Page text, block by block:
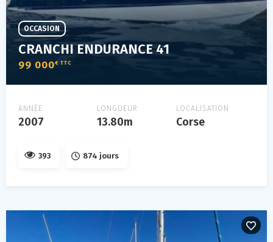
CRANCHI ENDURANCE 41
99 000€ TTC
OCCASION
ANNÉE
2007
LONGUEUR
13.80m
LOCALISATION
Corse
393 874 jours